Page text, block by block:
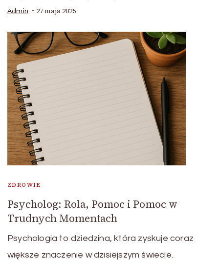
Admin 27 maja 2025
ZDROWIE
Psycholog: Rola, Pomoc i Pomoc w
Trudnych Momentach
Psychologia to dziedzina, która zyskuje coraz
większe znaczenie w dzisiejszym świecie.